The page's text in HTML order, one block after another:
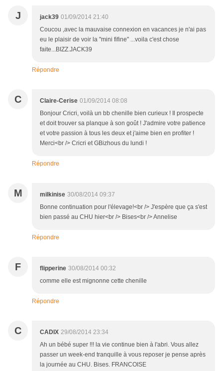
J jack39 01/09/2014 21:40
Coucou ,avec la mauvaise connexion en vacances je n'ai pas
eu le plaisir de voir la "mini fifine" ...voila c'est chose
faite...BIZZ.JACK39
Répondre
C Claire-Cerise 01/09/2014 08:08
Bonjour Cricri, voilà un bb chenille bien curieux ! Il prospecte
et doit trouver sa planque à son goût ! J'admire votre patience
et votre passion à tous les deux et j'aime bien en profiter !
Merci<br /> Cricri et GBizhous du lundi !
Répondre
M milkinise 30/08/2014 09:37
Bonne continuation pour l'élevage!<br /> J'espère que ça s'est
bien passé au CHU hier<br /> Bises<br /> Annelise
Répondre
F flipperine 30/08/2014 00:32
comme elle est mignonne cette chenille
Répondre
C CADIX 29/08/2014 23:34
Ah un bébé super !!! la vie continue bien à l'abri. Vous allez
passer un week-end tranquille à vous reposer je pense après
la journée au CHU. Bises. FRANCOISE